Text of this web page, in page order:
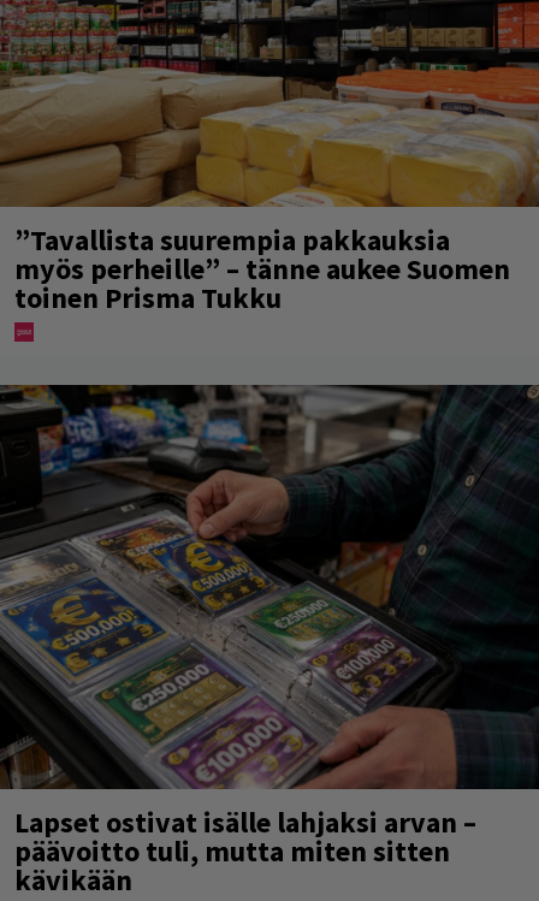
”Tavallista suurempia pakkauksia
myös perheille” – tänne aukee Suomen
toinen Prisma Tukku
Lapset ostivat isälle lahjaksi arvan –
päävoitto tuli, mutta miten sitten
kävikään